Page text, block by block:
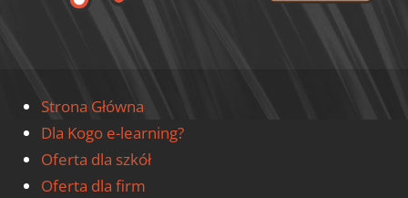
Strona Główna
Dla Kogo e-learning?
Oferta dla szkół
Oferta dla firm